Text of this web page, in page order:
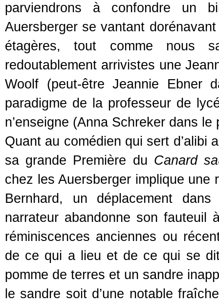
parviendrons à confondre un
Auersberger se vantant
étagères, tout comme nous
redoutablement arrivistes une
Woolf (peut-être Jeannie Ebner
paradigme de la professeur de
n’enseigne (Anna Schreker dans
Quant au comédien qui sert d’alibi
sa grande Première du Canard
chez les Auersberger implique une
Bernhard, un déplacement
narrateur abandonne son fauteuil
réminiscences anciennes ou
de ce qui a lieu et de ce qui se
pomme de terres et un sandre
le sandre soit d’une notable